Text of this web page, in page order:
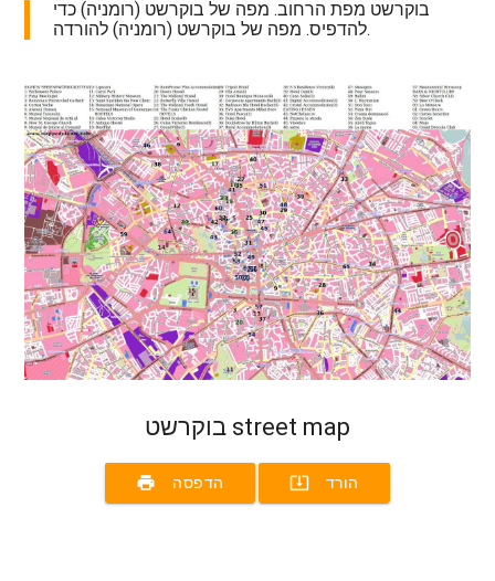
בוקרשט מפת הרחוב. מפה של בוקרשט (רומניה) כדי
להדפיס. מפה של בוקרשט (רומניה) להורדה.
בוקרשט street map
print הדפסה system_update_alt הורד